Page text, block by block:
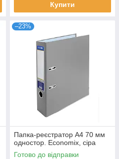
Купити
–23%
Папка-реєстратор А4 70 мм
одностор. Economix, сіра
Готово до відправки